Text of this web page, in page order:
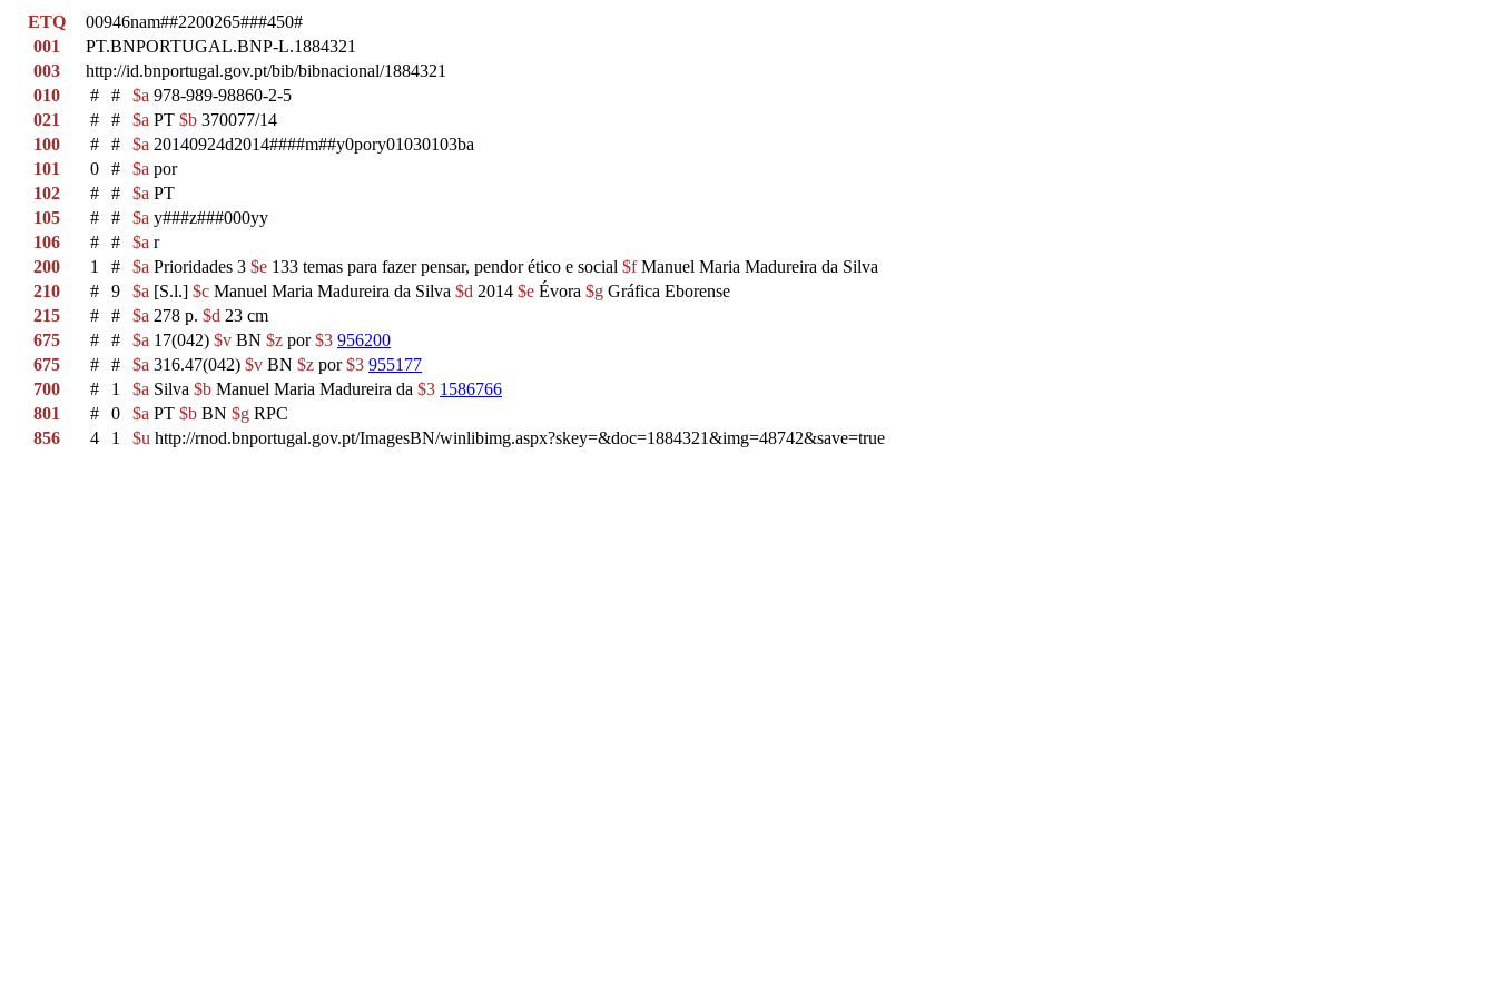
ETQ
00946nam##2200265###450#
001
PT.BNPORTUGAL.BNP-L.1884321
003
http://id.bnportugal.gov.pt/bib/bibnacional/1884321
010
# # $a 978-989-98860-2-5
021
# # $a PT $b 370077/14
100
# # $a 20140924d2014####m##y0pory01030103ba
101
0 # $a por
102
# # $a PT
105
# # $a y###z###000yy
106
# # $a r
200
1 # $a Prioridades 3 $e 133 temas para fazer pensar, pendor ético e social $fManuel Maria Madureira da Silva
210
# 9 $a [S.l.] $c Manuel Maria Madureira da Silva $d 2014 $e Évora $g Gráfica Eborense
215
# # $a 278 p. $d 23 cm
675
# # $a 17(042) $v BN $z por$3 956200
675
# # $a 316.47(042) $v BN $z por$3 955177
700
# 1 $a Silva $b Manuel Maria Madureira da $3 1586766
801
# 0 $a PT $b BN $g RPC
856
4 1 $u http://rnod.bnportugal.gov.pt/ImagesBN/winlibimg.aspx?skey=&doc=1884321&img=48742&save=true